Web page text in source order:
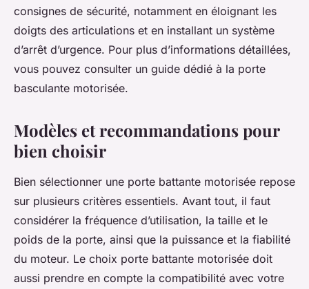
consignes de sécurité, notamment en éloignant les
doigts des articulations et en installant un système
d’arrêt d’urgence. Pour plus d’informations détaillées,
vous pouvez consulter un guide dédié à la porte
basculante motorisée.
Modèles et recommandations pour
bien choisir
Bien sélectionner une porte battante motorisée repose
sur plusieurs critères essentiels. Avant tout, il faut
considérer la fréquence d’utilisation, la taille et le
poids de la porte, ainsi que la puissance et la fiabilité
du moteur. Le choix porte battante motorisée doit
aussi prendre en compte la compatibilité avec votre